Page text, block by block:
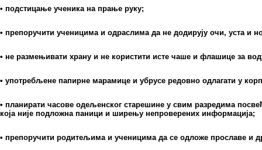
• подстицање ученика на прање руку;
• препоручити ученицима и одраслима да не додирују очи, уста и
• не размењивати храну и не користити исте чаше и флашице за
• употребљене папирне марамице и убрусе редовно одлагати у
• планирати часове одељенског старешине у свим разредима
која није подложна паници и ширењу непроверених информација;
• препоручити родитељима и ученицима да се одложе прославе и